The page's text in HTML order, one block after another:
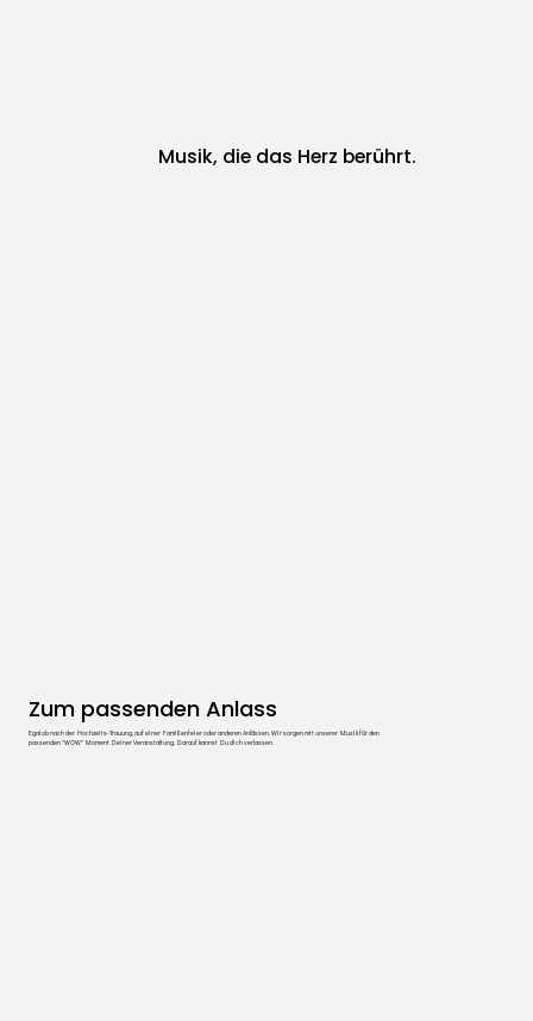
Zum passenden Anlass
Egal ob nach der Hochzeits-Trauung, auf einer Familienfeier oder anderen Anlässen. Wir sorgen mit unserer Musik für den
passenden "WOW" Moment Deiner Veranstaltung. Darauf kannst Du dich verlassen.
Musik, die das Herz berührt.